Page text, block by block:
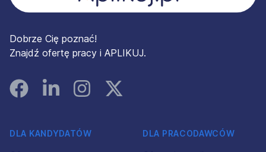
Dobrze Cię poznać!
Znajdź ofertę pracy i APLIKUJ.
FacebookLinked InInstagramInstagram
DLA KANDYDATÓW DLA PRACODAWCÓW